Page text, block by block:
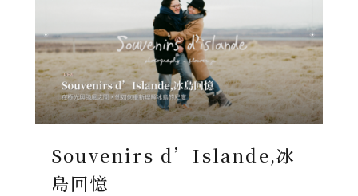
Souvenirs d’Islande,冰
島回憶